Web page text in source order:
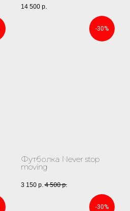
14 500 р.
-30%
Футболка Never stop
moving
3 150 р. 4 500 р.
-30%